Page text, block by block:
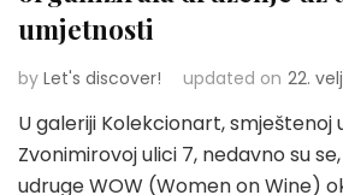
umjetnosti
by Let's discover! updated on 22.
U galeriji Kolekcionart, smještenoj
Zvonimirovoj ulici 7, nedavno su
udruge WOW (Women on Wine)